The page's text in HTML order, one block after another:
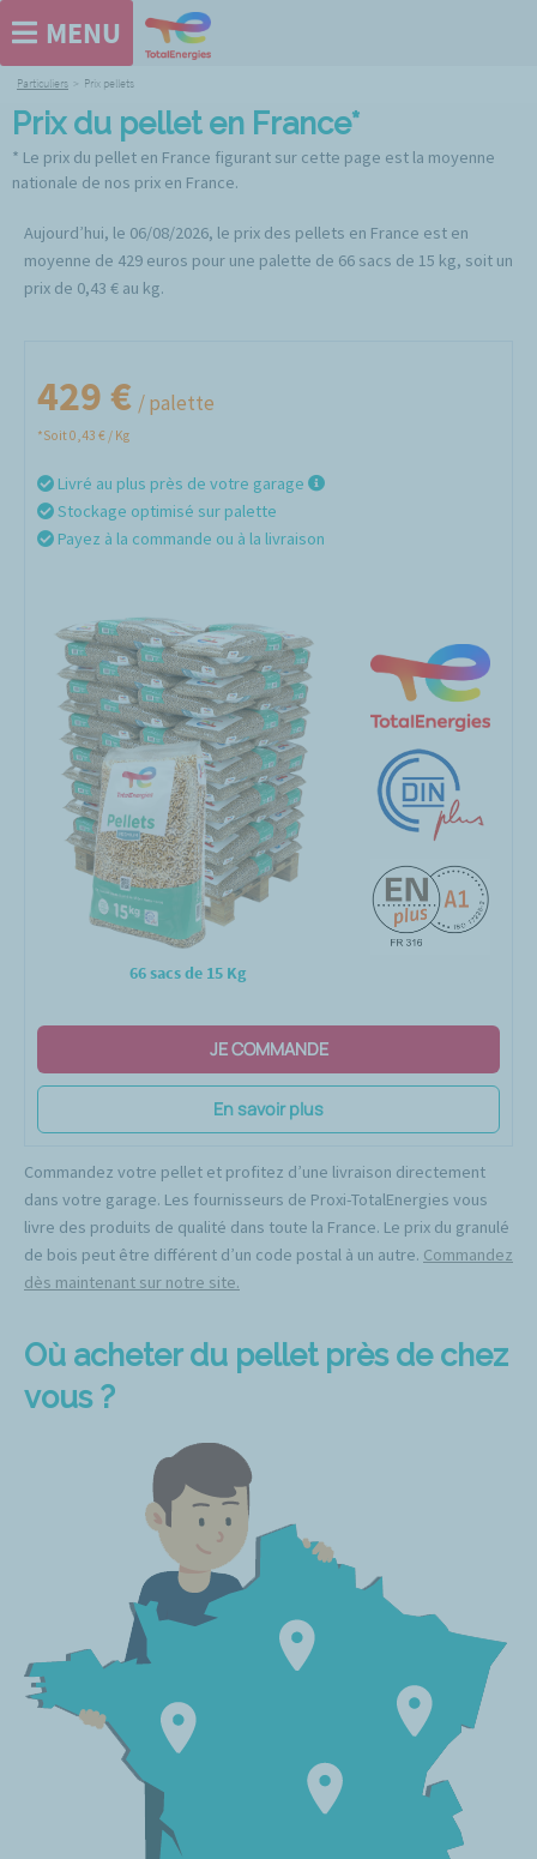
MENU
Particuliers > Prix pellets
Prix du pellet en France*
* Le prix du pellet en France figurant sur cette page est la moyenne
nationale de nos prix en France.
Aujourd’hui, le 06/08/2026, le prix des pellets en France est en
moyenne de 429 euros pour une palette de 66 sacs de 15 kg, soit un
prix de 0,43 € au kg.
66 sacs de 15 Kg
429 € / palette
*Soit 0,43 € / Kg
Livré au plus près de votre garage
Stockage optimisé sur palette
Payez à la commande ou à la livraison
JE COMMANDE
En savoir plus
Commandez votre pellet et profitez d’une livraison directement
dans votre garage. Les fournisseurs de Proxi-TotalEnergies vous
livre des produits de qualité dans toute la France. Le prix du granulé
de bois peut être différent d’un code postal à un autre. Commandez
dès maintenant sur notre site.
Où acheter du pellet près de chez
vous ?